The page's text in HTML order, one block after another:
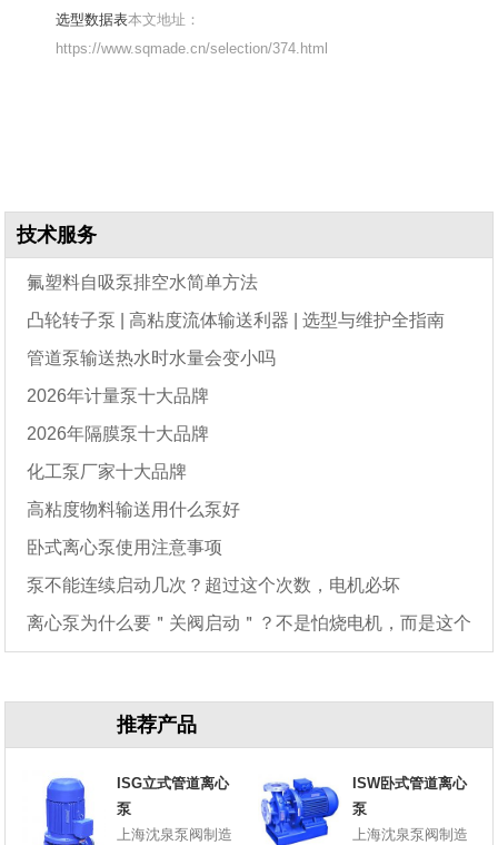
选型数据表本文地址：
https://www.sqmade.cn/selection/374.html
技术服务
氟塑料自吸泵排空水简单方法
凸轮转子泵 | 高粘度流体输送利器 | 选型与维护全指南
管道泵输送热水时水量会变小吗
2026年计量泵十大品牌
2026年隔膜泵十大品牌
化工泵厂家十大品牌
高粘度物料输送用什么泵好
卧式离心泵使用注意事项
泵不能连续启动几次？超过这个次数，电机必坏
离心泵为什么要＂关阀启动＂？不是怕烧电机，而是这个
推荐产品
ISG立式管道离心
泵
上海沈泉泵阀制造
ISW卧式管道离心
泵
上海沈泉泵阀制造